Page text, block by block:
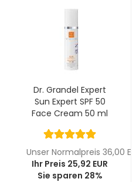
Dr. Grandel Expert
Sun Expert SPF 50
Face Cream 50 ml
Unser Normalpreis 36,00 EUR
Ihr Preis 25,92 EUR
Sie sparen 28%